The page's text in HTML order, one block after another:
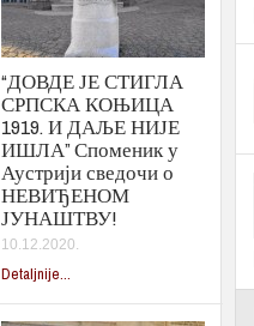
“ДОВДЕ ЈЕ СТИГЛА
СРПСКА КОЊИЦА
1919. И ДАЉЕ НИЈЕ
ИШЛА” Споменик у
Аустрији сведочи о
НЕВИЂЕНОМ
ЈУНАШТВУ!
10.12.2020.
Detaljnije...